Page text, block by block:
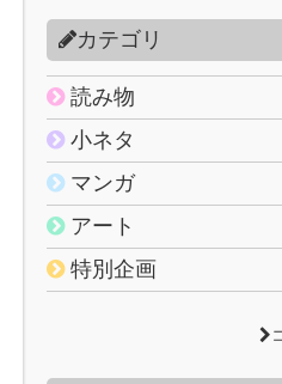
カテゴリ
読み物
小ネタ
マンガ
アート
特別企画